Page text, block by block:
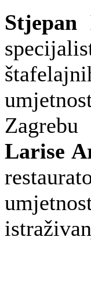
Stjepan
Larise